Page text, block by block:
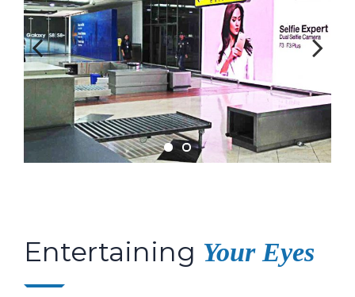
Previous
Entertaining Your Eyes